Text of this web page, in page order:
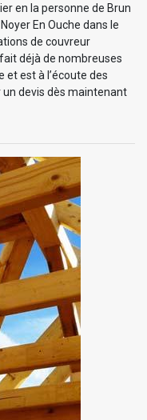
en la personne de Brun
En Ouche dans le
de couvreur
déjà de nombreuses
et est à l’écoute des
devis dès maintenant